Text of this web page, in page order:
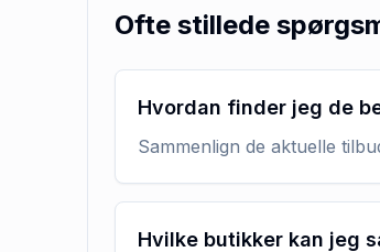
Ofte stillede
Hvordan finder jeg de
Sammenlign de aktuelle
Hvilke butikker kan jeg